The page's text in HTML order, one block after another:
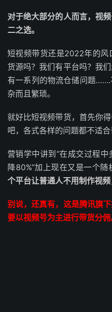
对于绝大部分的人而言，视
二之选。
短视频带货还是2022年的风
货源吗？我们有平台吗？我
有一系列的物流仓储问题
杂而且繁琐。
就好比短视频带货，首先你
吧，各式各样的问题都不适合
营销学中讲到“在成交过程
降80%”加上现在又是一个
个平台让普通人不用制作视
别说，还真有，这是腾讯旗
要以视频号为主进行带货分佣